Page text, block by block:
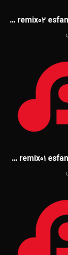
66845969a204d remix02 esfandiyari(320)
6684599b8d784 remix01 esfandiyari(320)